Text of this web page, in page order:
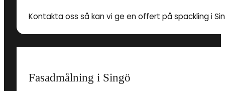
Kontakta oss så kan vi ge en offert på spackling i
Fasadmålning i Singö